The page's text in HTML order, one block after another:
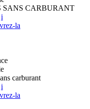
SANS CARBURANT
i
la
carburant
i
la